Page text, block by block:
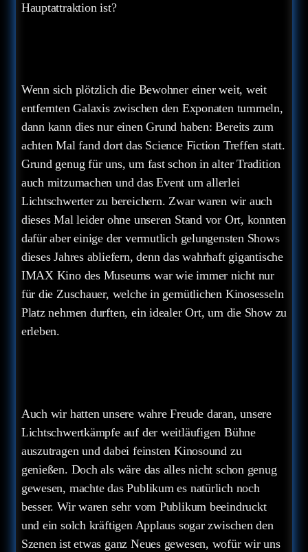
Hauptattraktion ist?
Wenn sich plötzlich die Bewohner einer weit, weit
entfernten Galaxis zwischen den Exponaten tummeln,
dann kann dies nur einen Grund haben: Bereits zum
achten Mal fand dort das Science Fiction Treffen statt.
Grund genug für uns, um fast schon in alter Tradition
auch mitzumachen und das Event um allerlei
Lichtschwerter zu bereichern. Zwar waren wir auch
dieses Mal leider ohne unseren Stand vor Ort, konnten
dafür aber einige der vermutlich gelungensten Shows
dieses Jahres abliefern, denn das wahrhaft gigantische
IMAX Kino des Museums war wie immer nicht nur
für die Zuschauer, welche in gemütlichen Kinosesseln
Platz nehmen durften, ein idealer Ort, um die Show zu
erleben.
Auch wir hatten unsere wahre Freude daran, unsere
Lichtschwertkämpfe auf der weitläufigen Bühne
auszutragen und dabei feinsten Kinosound zu
genießen. Doch als wäre das alles nicht schon genug
gewesen, machte das Publikum es natürlich noch
besser. Wir waren sehr vom Publikum beeindruckt
und ein solch kräftigen Applaus sogar zwischen den
Szenen ist etwas ganz Neues gewesen, wofür wir uns